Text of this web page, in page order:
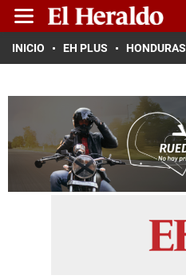
INICIO EH PLUS HONDURAS